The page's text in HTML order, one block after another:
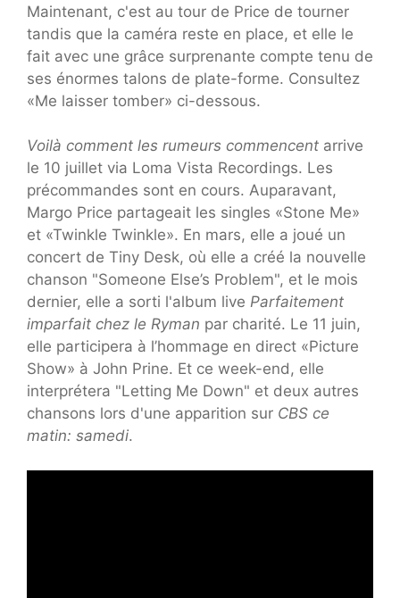
Maintenant, c'est au tour de Price de tourner
tandis que la caméra reste en place, et elle le
fait avec une grâce surprenante compte tenu de
ses énormes talons de plate-forme. Consultez
«Me laisser tomber» ci-dessous.
Voilà comment les rumeurs commencent arrive
le 10 juillet via Loma Vista Recordings. Les
précommandes sont en cours. Auparavant,
Margo Price partageait les singles «Stone Me»
et «Twinkle Twinkle». En mars, elle a joué un
concert de Tiny Desk, où elle a créé la nouvelle
chanson "Someone Else’s Problem", et le mois
dernier, elle a sorti l'album live Parfaitement
imparfait chez le Ryman par charité. Le 11 juin,
elle participera à l’hommage en direct «Picture
Show» à John Prine. Et ce week-end, elle
interprétera "Letting Me Down" et deux autres
chansons lors d'une apparition sur CBS ce
matin: samedi.